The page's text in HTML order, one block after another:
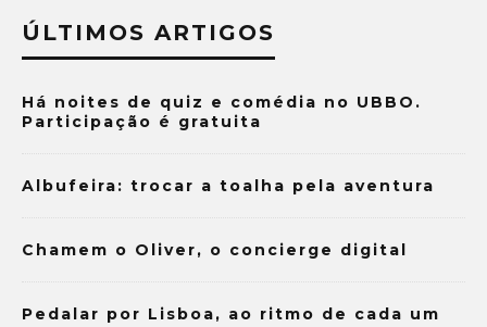
ÚLTIMOS ARTIGOS
Há noites de quiz e comédia no UBBO.
Participação é gratuita
Albufeira: trocar a toalha pela aventura
Chamem o Oliver, o concierge digital
Pedalar por Lisboa, ao ritmo de cada um